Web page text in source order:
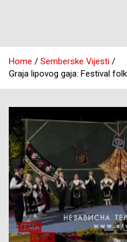
Home
Semberske Vijesti
Graja lipovog gaja: Festival